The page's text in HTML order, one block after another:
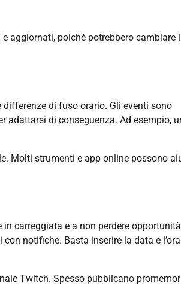
aggiornati, poiché potrebbero cambiare
di fuso orario. Gli eventi sono
adattarsi di conseguenza. Ad esempio,
Molti strumenti e app online possono
carreggiata e a non perdere
notifiche. Basta inserire la data e l’ora
Twitch. Spesso pubblicano